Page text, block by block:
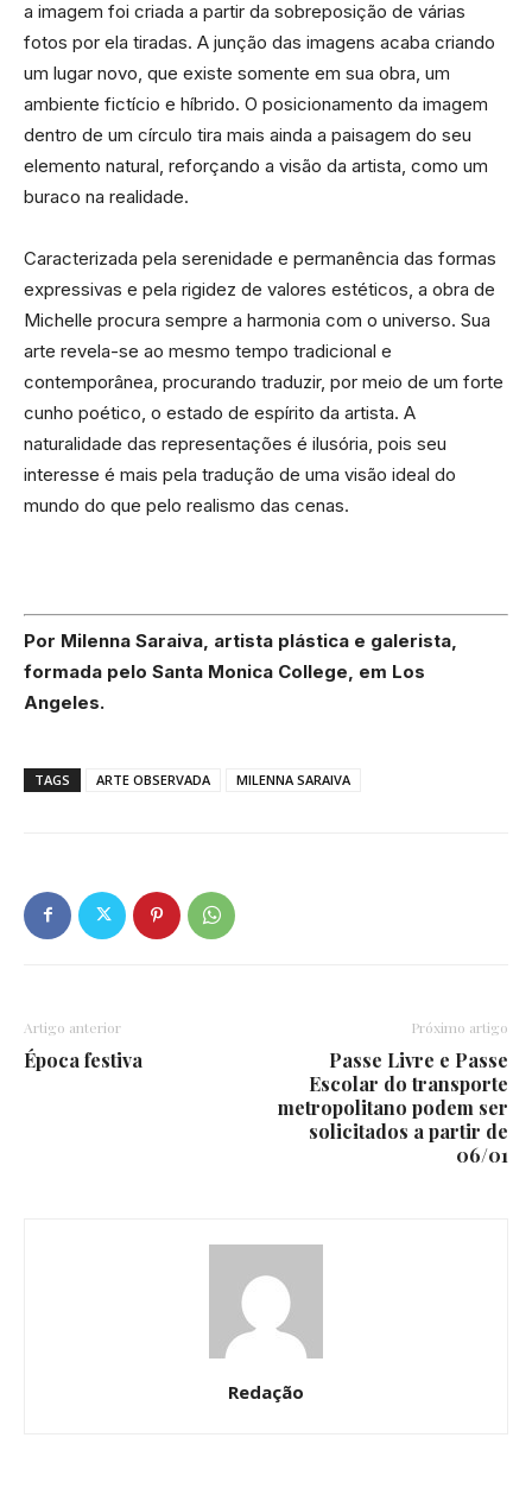
a imagem foi criada a partir da sobreposição de várias
fotos por ela tiradas. A junção das imagens acaba criando
um lugar novo, que existe somente em sua obra, um
ambiente fictício e híbrido. O posicionamento da imagem
dentro de um círculo tira mais ainda a paisagem do seu
elemento natural, reforçando a visão da artista, como um
buraco na realidade.
Caracterizada pela serenidade e permanência das formas
expressivas e pela rigidez de valores estéticos, a obra de
Michelle procura sempre a harmonia com o universo. Sua
arte revela-se ao mesmo tempo tradicional e
contemporânea, procurando traduzir, por meio de um forte
cunho poético, o estado de espírito da artista. A
naturalidade das representações é ilusória, pois seu
interesse é mais pela tradução de uma visão ideal do
mundo do que pelo realismo das cenas.
Por Milenna Saraiva, artista plástica e galerista,
formada pelo Santa Monica College, em Los
Angeles.
TAGS ARTE OBSERVADA MILENNA SARAIVA
Artigo anterior
Época festiva
Próximo artigo
Passe Livre e Passe
Escolar do transporte
metropolitano podem ser
solicitados a partir de
06/01
Redação